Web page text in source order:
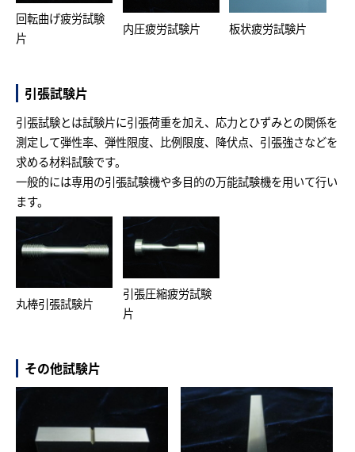
回転曲げ疲労試験
片
内圧疲労試験片 板状疲労試験片
引張試験片
引張試験とは試験片に引張荷重を加え、応力とひずみとの関係を
測定して弾性率、弾性限度、比例限度、降伏点、引張強さなどを
求める材料試験です。
一般的には専用の引張試験機や多目的の万能試験機を用いて行い
ます。
丸棒引張試験片
引張圧縮疲労試験
片
その他試験片